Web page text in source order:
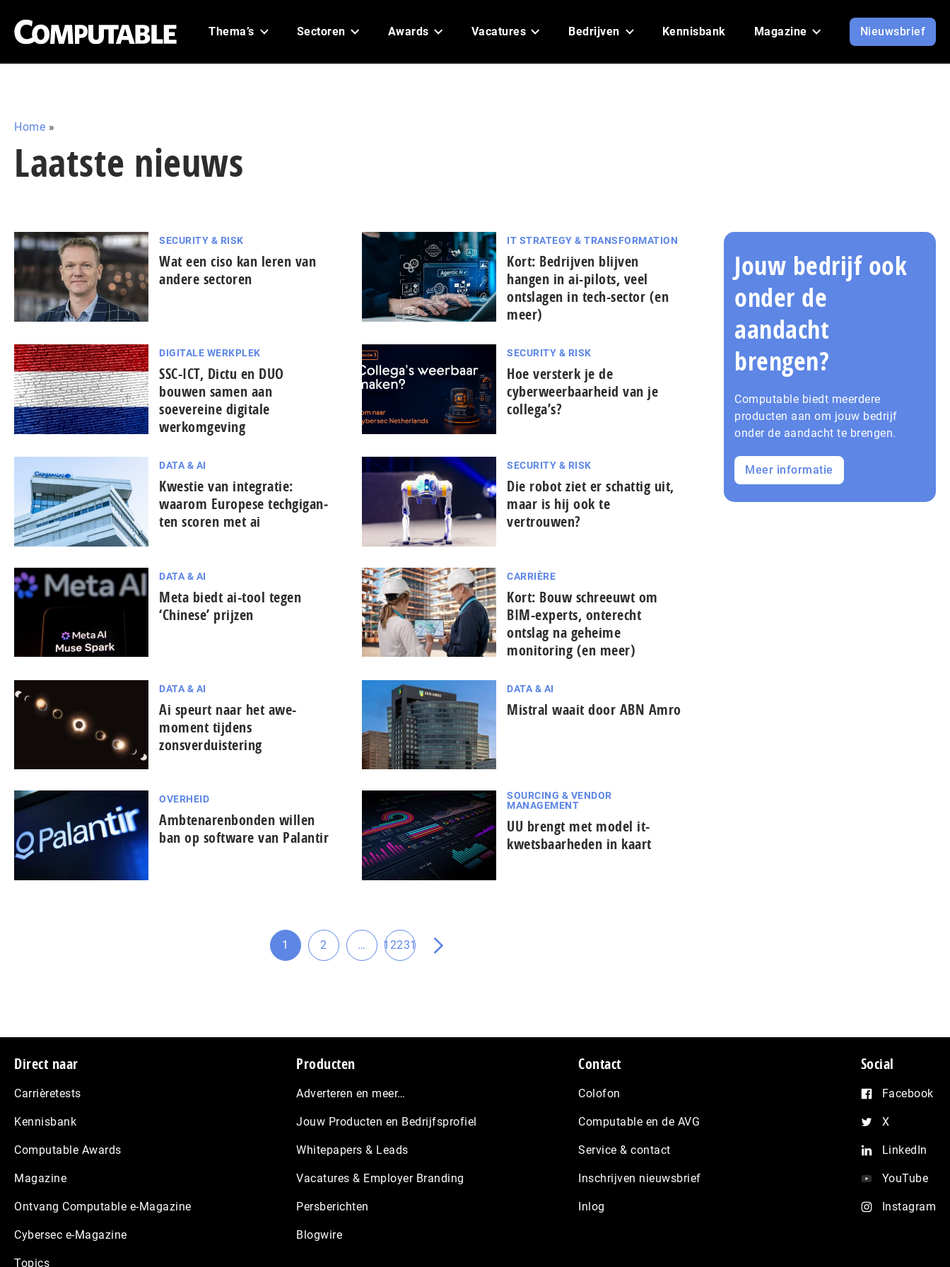
Thema’s Sectoren Awards Vacatures Bedrijven Kennisbank Magazine Nieuwsbrief
Home »
Laatste nieuws
SECURITY & RISK
Wat een ciso kan leren van
andere sectoren
IT STRATEGY & TRANSFORMATION
Kort: Bedrijven blijven
hangen in ai-pilots, veel
ontslagen in tech-sector (en
meer)
DIGITALE WERKPLEK
SSC-ICT, Dictu en DUO
bouwen samen aan
soevereine digitale
werkomgeving
SECURITY & RISK
Hoe versterk je de
cyberweerbaarheid van je
collega’s?
DATA & AI
Kwestie van integratie:
waarom Europese tech­gi­gan­
ten scoren met ai
SECURITY & RISK
Die robot ziet er schattig uit,
maar is hij ook te
vertrouwen?
DATA & AI
Meta biedt ai-tool tegen
‘Chinese’ prijzen
CARRIÈRE
Kort: Bouw schreeuwt om
BIM-experts, onterecht
ontslag na geheime
monitoring (en meer)
DATA & AI
Ai speurt naar het awe-
moment tijdens
zonsverduistering
DATA & AI
Mistral waait door ABN Amro
OVERHEID
Ambtenarenbonden willen
ban op software van Palantir
SOURCING & VENDOR
MANAGEMENT
UU brengt met model it-
kwetsbaarheden in kaart
Ga
1
Ga
2
Tussenliggende
pagina's
…
Ga
12231
Ga
Jouw bedrijf ook
onder de
aandacht
brengen?
Computable biedt meerdere
producten aan om jouw bedrijf
onder de aandacht te brengen.
Meer informatie
Footer
Direct naar
Carrièretests
Kennisbank
Computable Awards
Magazine
Ontvang Computable e-Magazine
Cybersec e-Magazine
Topics
Producten
Adverteren en meer…
Jouw Producten en Bedrijfsprofiel
Whitepapers & Leads
Vacatures & Employer Branding
Persberichten
Blogwire
Contact
Colofon
Computable en de AVG
Service & contact
Inschrijven nieuwsbrief
Inlog
Social
Facebook
X
LinkedIn
YouTube
Instagram